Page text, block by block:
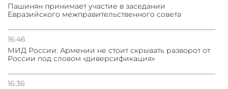
Пашинян принимает участие в заседании
Евразийского межправительственного совета
16:46
МИД России: Армении не стоит скрывать разворот от
России под словом «диверсификация»
16:36
31.07.2026
31.07.2026
условии прекращения огня